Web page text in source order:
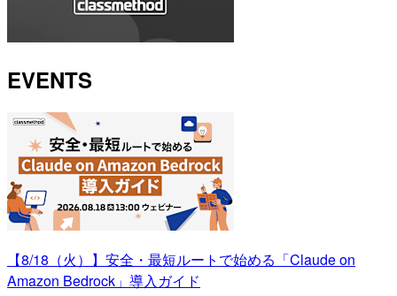
EVENTS
【8/18（火）】安全・最短ルートで始める「Claude on
Amazon Bedrock」導入ガイド